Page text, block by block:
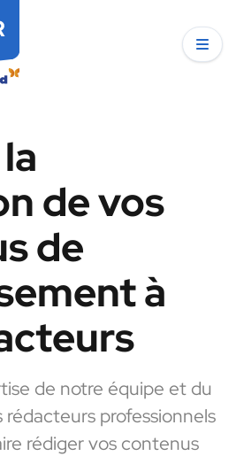
de vos
de
à
de notre équipe et du
professionnels
rédiger vos contenus